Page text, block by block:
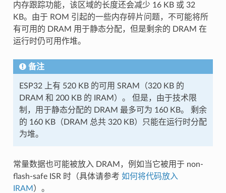
内存跟踪功能，该区域的长度还会减少 16 KB 或 32
KB。由于 ROM 引起的一些内存碎片问题，不可能将所
有可用的 DRAM 用于静态分配，但是剩余的 DRAM 在
运行时仍可用作堆。
备注
ESP32 上有 520 KB 的可用 SRAM（320 KB 的
DRAM 和 200 KB 的 IRAM）。 但是，由于技术限
制，用于静态分配的 DRAM 最多可为 160 KB。 剩余
的 160 KB（DRAM 总共 320 KB）只能在运行时分配
为堆。
常量数据也可能被放入 DRAM，例如当它被用于 non-
flash-safe ISR 时（具体请参考 如何将代码放入
IRAM ）。